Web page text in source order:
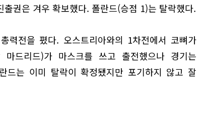
권은 겨우 확보했다. 폴란드(승점 1)는 탈락했다.
력전을 폈다. 오스트리아와의 1차전에서 코뼈가
드리드)가 마스크를 쓰고 출전했으나 경기는
드는 이미 탈락이 확정됐지만 포기하지 않고 잘